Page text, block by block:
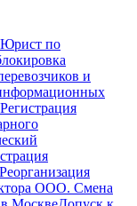
Юрист по
и
Регистрация
Реорганизация
ООО. Смена